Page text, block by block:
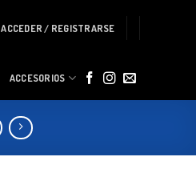
ACCEDER / REGISTRARSE
ACCESORIOS